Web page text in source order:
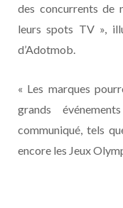
des concurrents de
leurs spots TV »,
d’Adotmob.
« Les marques
grands
communiqué, tels
encore les Jeux